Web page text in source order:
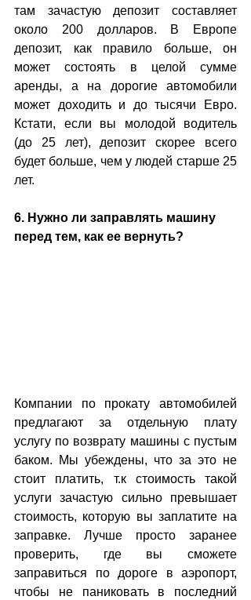
там зачастую депозит составляет
около 200 долларов. В Европе
депозит, как правило больше, он
может состоять в целой сумме
аренды, а на дорогие автомобили
может доходить и до тысячи Евро.
Кстати, если вы молодой водитель
(до 25 лет), депозит скорее всего
будет больше, чем у людей старше 25
лет.
6. Нужно ли заправлять машину
перед тем, как ее вернуть?
Компании по прокату автомобилей
предлагают за отдельную плату
услугу по возврату машины с пустым
баком. Мы убеждены, что за это не
стоит платить, т.к стоимость такой
услуги зачастую сильно превышает
стоимость, которую вы заплатите на
заправке. Лучше просто заранее
проверить, где вы сможете
заправиться по дороге в аэропорт,
чтобы не паниковать в последний